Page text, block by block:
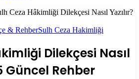
Ceza Hâkimliği Dilekçesi Nasıl Yazılır?
& RehberSulh Ceza Hakimliği
Dilekçesi Nasıl
Güncel Rehber